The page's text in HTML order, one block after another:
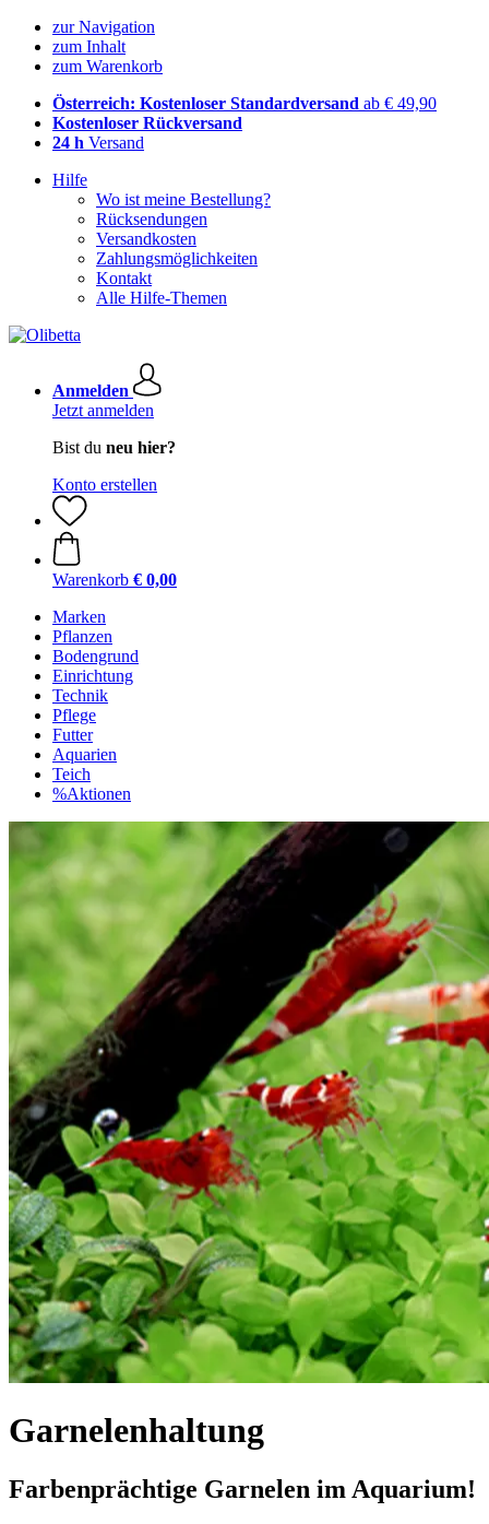
zur Navigation
zum Inhalt
zum Warenkorb
Österreich: Kostenloser Standardversand ab € 49,90
Kostenloser Rückversand
24 h Versand
Hilfe
Wo ist meine Bestellung?
Rücksendungen
Versandkosten
Zahlungsmöglichkeiten
Kontakt
Alle Hilfe-Themen
Anmelden
Jetzt anmelden
Bist du neu hier?
Konto erstellen
Warenkorb € 0,00
Marken
Pflanzen
Bodengrund
Einrichtung
Technik
Pflege
Futter
Aquarien
Teich
%Aktionen
Garnelenhaltung
Farbenprächtige Garnelen im Aquarium!